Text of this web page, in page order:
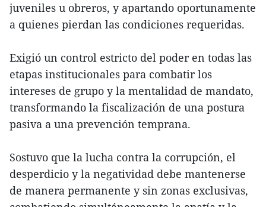
juveniles u obreros, y apartando oportunamente
a quienes pierdan las condiciones requeridas.
Exigió un control estricto del poder en todas las
etapas institucionales para combatir los
intereses de grupo y la mentalidad de mandato,
transformando la fiscalización de una postura
pasiva a una prevención temprana.
Sostuvo que la lucha contra la corrupción, el
desperdicio y la negatividad debe mantenerse
de manera permanente y sin zonas exclusivas,